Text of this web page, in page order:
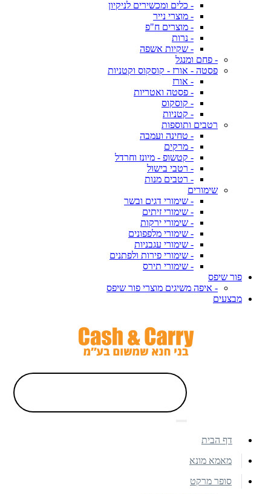
- כלים ומכשירים לניקיון
- מוצרי נייר
- מוצרים ח"פ
- נרות
- שקיות אשפה
- פחם ומנגל
פסטה - אורז - קוסקוס וקטניות
- אורז
- פסטה ואטריות
- קוסקוס
- קטניות
רטבים ותוספות
- טחינה ועמבה
- מרקים
- קטשופ - מיונז וחרדל
- רטבי בישול
- רטבים מנות
שימורים
- שימורי דגים ובשר
- שימורי זיתים
- שימורי ירקות
- שימורי מלפפונים
- שימורי עגבניות
- שימורי פירות ולפתנים
- שימורי תירס
פור שיפס
- איפה משיגים מוצרי פור שיפס
מבצעים
דף הבית
מאמא מונא
סופר מרקט